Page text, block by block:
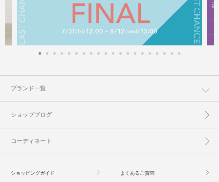
ブランド一覧
ショップブログ
コーディネート
ショッピングガイド よくあるご質問